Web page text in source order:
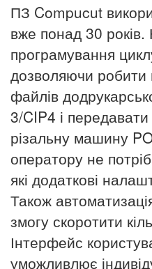
ПЗ Compucut
вже понад 30 років.
програмування
дозволяючи робити
файлів
3/CIP4 і
різальну машину
оператору не
які додаткові
Також
змогу скоротити
Інтерфейс
уможливлює